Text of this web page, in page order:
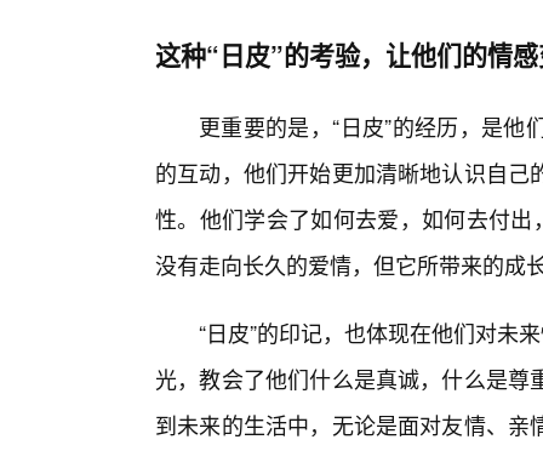
这种“日皮”的考验，让他们的情
更重要的是，“日皮”的经历，是
的互动，他们开始更加清晰地认识自
性。他们学会了如何去爱，如何去付
没有走向长久的爱情，但它所带来的成
“日皮”的印记，也体现在他们对未
光，教会了他们什么是真诚，什么是
到未来的生活中，无论是面对友情、